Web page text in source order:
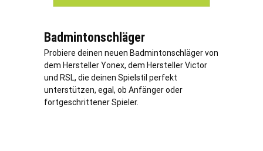
Badmintonschläger
Probiere deinen neuen Badmintonschläger von
dem Hersteller Yonex, dem Hersteller Victor
und RSL, die deinen Spielstil perfekt
unterstützen, egal, ob Anfänger oder
fortgeschrittener Spieler.